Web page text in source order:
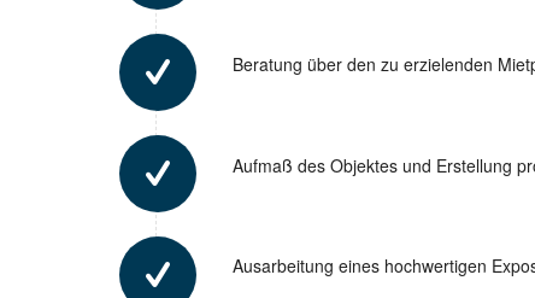
Beratung über den zu erzielenden
Aufmaß des Objektes und Erstellung
Ausarbeitung eines hochwertigen